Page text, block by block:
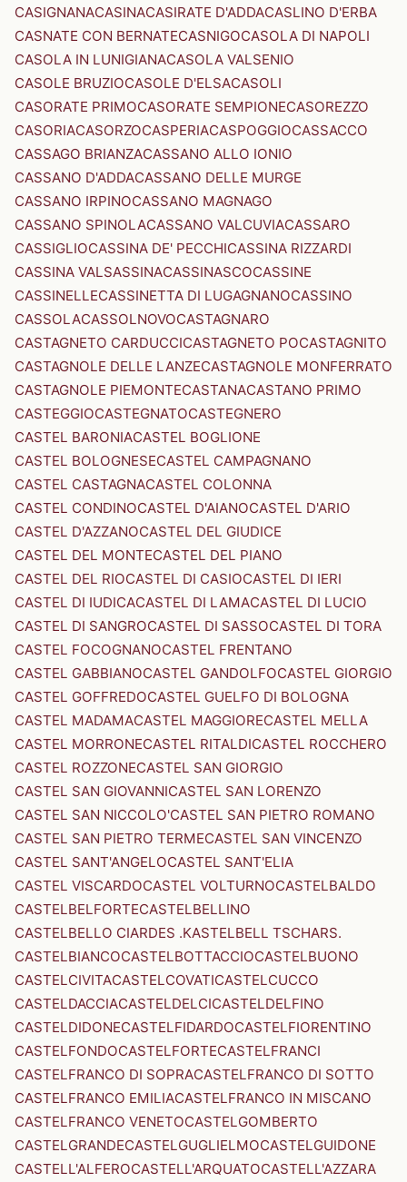
CASIGNANACASINACASIRATE D'ADDACASLINO D'ERBA
CASNATE CON BERNATECASNIGOCASOLA DI NAPOLI
CASOLA IN LUNIGIANACASOLA VALSENIO
CASOLE BRUZIOCASOLE D'ELSACASOLI
CASORATE PRIMOCASORATE SEMPIONECASOREZZO
CASORIACASORZOCASPERIACASPOGGIOCASSACCO
CASSAGO BRIANZACASSANO ALLO IONIO
CASSANO D'ADDACASSANO DELLE MURGE
CASSANO IRPINOCASSANO MAGNAGO
CASSANO SPINOLACASSANO VALCUVIACASSARO
CASSIGLIOCASSINA DE' PECCHICASSINA RIZZARDI
CASSINA VALSASSINACASSINASCOCASSINE
CASSINELLECASSINETTA DI LUGAGNANOCASSINO
CASSOLACASSOLNOVOCASTAGNARO
CASTAGNETO CARDUCCICASTAGNETO POCASTAGNITO
CASTAGNOLE DELLE LANZECASTAGNOLE MONFERRATO
CASTAGNOLE PIEMONTECASTANACASTANO PRIMO
CASTEGGIOCASTEGNATOCASTEGNERO
CASTEL BARONIACASTEL BOGLIONE
CASTEL BOLOGNESECASTEL CAMPAGNANO
CASTEL CASTAGNACASTEL COLONNA
CASTEL CONDINOCASTEL D'AIANOCASTEL D'ARIO
CASTEL D'AZZANOCASTEL DEL GIUDICE
CASTEL DEL MONTECASTEL DEL PIANO
CASTEL DEL RIOCASTEL DI CASIOCASTEL DI IERI
CASTEL DI IUDICACASTEL DI LAMACASTEL DI LUCIO
CASTEL DI SANGROCASTEL DI SASSOCASTEL DI TORA
CASTEL FOCOGNANOCASTEL FRENTANO
CASTEL GABBIANOCASTEL GANDOLFOCASTEL GIORGIO
CASTEL GOFFREDOCASTEL GUELFO DI BOLOGNA
CASTEL MADAMACASTEL MAGGIORECASTEL MELLA
CASTEL MORRONECASTEL RITALDICASTEL ROCCHERO
CASTEL ROZZONECASTEL SAN GIORGIO
CASTEL SAN GIOVANNICASTEL SAN LORENZO
CASTEL SAN NICCOLO'CASTEL SAN PIETRO ROMANO
CASTEL SAN PIETRO TERMECASTEL SAN VINCENZO
CASTEL SANT'ANGELOCASTEL SANT'ELIA
CASTEL VISCARDOCASTEL VOLTURNOCASTELBALDO
CASTELBELFORTECASTELBELLINO
CASTELBELLO CIARDES .KASTELBELL TSCHARS.
CASTELBIANCOCASTELBOTTACCIOCASTELBUONO
CASTELCIVITACASTELCOVATICASTELCUCCO
CASTELDACCIACASTELDELCICASTELDELFINO
CASTELDIDONECASTELFIDARDOCASTELFIORENTINO
CASTELFONDOCASTELFORTECASTELFRANCI
CASTELFRANCO DI SOPRACASTELFRANCO DI SOTTO
CASTELFRANCO EMILIACASTELFRANCO IN MISCANO
CASTELFRANCO VENETOCASTELGOMBERTO
CASTELGRANDECASTELGUGLIELMOCASTELGUIDONE
CASTELL'ALFEROCASTELL'ARQUATOCASTELL'AZZARA